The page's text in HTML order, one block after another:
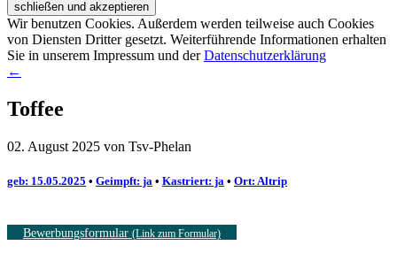
Wir benutzen Cookies. Außerdem werden teilweise auch Cookies
von Diensten Dritter gesetzt. Weiterführende Informationen erhalten
Sie in unserem Impressum und derDatenschutzerklärung
←
Toffee
02. August 2025 von Tsv-Phelan
geb: 15.05.2025 • Geimpft: ja • Kastriert: ja • Ort: Altrip
Bewerbungsformular (Link zum Formular)